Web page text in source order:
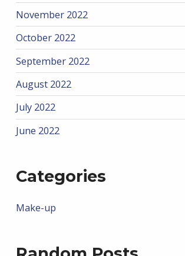
November 2022
October 2022
September 2022
August 2022
July 2022
June 2022
Categories
Make-up